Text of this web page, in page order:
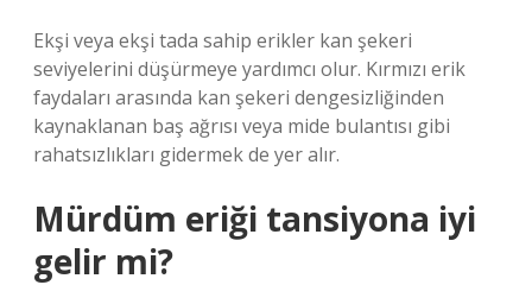
Ekşi veya ekşi tada sahip erikler kan şekeri
seviyelerini düşürmeye yardımcı olur. Kırmızı erik
faydaları arasında kan şekeri dengesizliğinden
kaynaklanan baş ağrısı veya mide bulantısı gibi
rahatsızlıkları gidermek de yer alır.
Mürdüm eriği tansiyona iyi
gelir mi?